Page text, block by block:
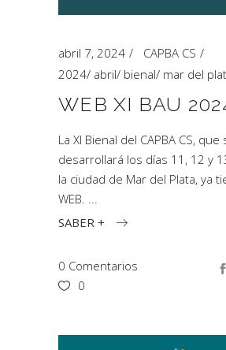
abril 7, 2024
CAPBA CS
2024/ abril/ bienal/ mar del
WEB XI BAU
La XI Bienal del CAPBA CS, que
desarrollará los días 11, 12 y
la ciudad de Mar del Plata, ya
WEB.
SABER +
0 Comentarios
0